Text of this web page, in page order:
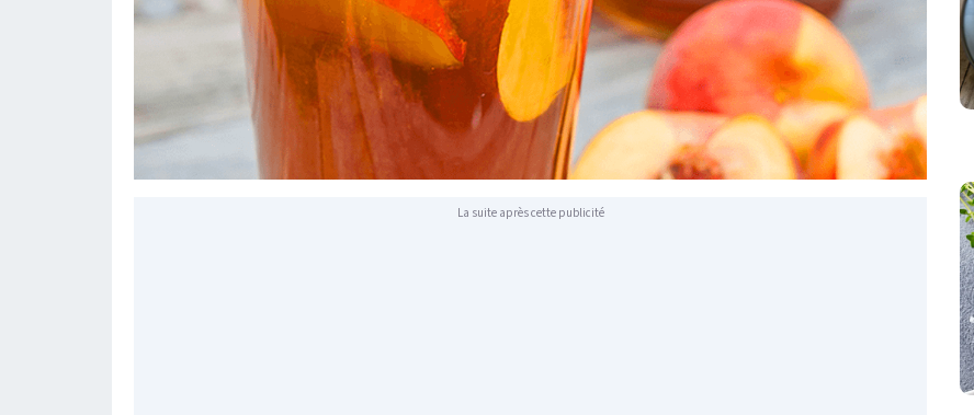
La suite après cette publicité